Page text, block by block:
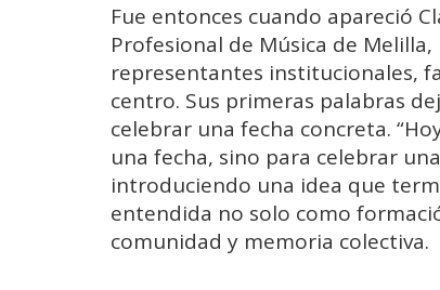
Fue entonces cuando apareció
Profesional de Música de
representantes institucionales,
centro. Sus primeras palabras
celebrar una fecha concreta.
una fecha, sino para celebrar
introduciendo una idea que
entendida no solo como
comunidad y memoria colectiva.